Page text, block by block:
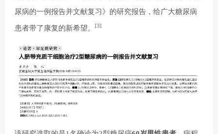
尿病的一例报告并文献复习》的研究报告，给广大糖尿病
患者带了康复的新希望。 [3]